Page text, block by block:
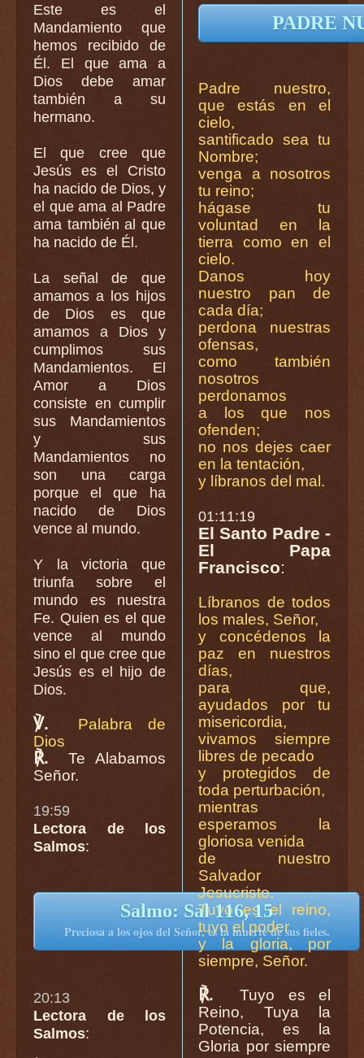
Este es el
Mandamiento que
hemos recibido de
Él. El que ama a
Dios debe amar
también a su
hermano.
El que cree que
Jesús es el Cristo
ha nacido de Dios, y
el que ama al Padre
ama también al que
ha nacido de Él.
La señal de que
amamos a los hijos
de Dios es que
amamos a Dios y
cumplimos sus
Mandamientos. El
Amor a Dios
consiste en cumplir
sus Mandamientos
y sus
Mandamientos no
son una carga
porque el que ha
nacido de Dios
vence al mundo.
Y la victoria que
triunfa sobre el
mundo es nuestra
Fe. Quien es el que
vence al mundo
sino el que cree que
Jesús es el hijo de
Dios.
℣.
Palabra de
Dios
℟.
Te Alabamos
Señor.
19:59
Lectora de los
Salmos:
Salmo: Sal 116, 15
Preciosa a los ojos del Señor, es la muerte de sus fieles.
20:13
Lectora de los
Salmos:
PADRE
Padre nuestro,
que estás en el
cielo,
santificado sea tu
Nombre;
venga a nosotros
tu reino;
hágase tu
voluntad en la
tierra como en el
cielo.
Danos hoy
nuestro pan de
cada día;
perdona nuestras
ofensas,
como también
nosotros
perdonamos
a los que nos
ofenden;
no nos dejes caer
en la tentación,
y líbranos del mal.
01:11:19
El Santo Padre -
El Papa
Francisco:
Líbranos de todos
los males, Señor,
y concédenos la
paz en nuestros
días,
para que,
ayudados por tu
misericordia,
vivamos siempre
libres de pecado
y protegidos de
toda perturbación,
mientras
esperamos la
gloriosa venida
de nuestro
Salvador
Jesucristo.
Tuyo es el reino,
tuyo el poder
y la gloria, por
siempre, Señor.
℟.
Tuyo es el
Reino, Tuya la
Potencia, es la
Gloria por siempre